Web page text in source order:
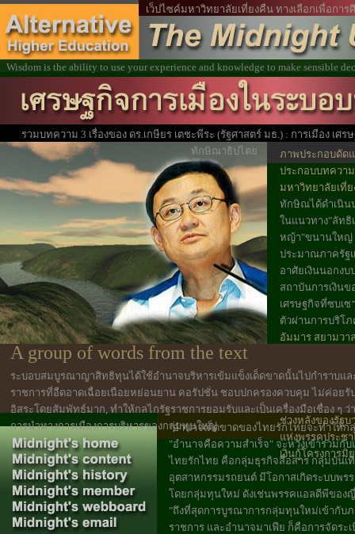
เว็ปไซค์มหาวิทยาลัยเที่ยงคืน ทางเลือกเพื่อกา
Wisdom is the ability to use your experience and knowledge to make sensible
รวมบทความ 3 เรื่องของ ดร.เกษียร เตชะพีระ (รัฐศาสตร์ มธ.) : การเมือง เศ
ทักษิณาธิปไตย
ภาพประกอบดัดแ
ประกอบบทควา
มหาวิทยาลัยเที่
ทักษิณได้ดำเนิน
ในแนวทาง"ลัทธิ
หญ้า"ขนานใหญ่
ประมาณภาครัฐ
อาศัยเงินนอกง
สถาบันการเงินข
เศรษฐกิจที่ซบเ
ตัวผ่านการบริโ
อัมมาร สยามวา
นโยบายอัดฉีดเ
เศรษฐกิจฐานรา
ของเคนส์" นั้น ท
ช่วงหลังของรัฐ
แห่งพรรคประช
เงินกู้โครงการมิ
A group of words from the text
ระบอบสมบูรณาญาสิทธิทุนได้ใช้อำนาจบริหารเข้มแข็งเด็ดขาดนั้นไปกำราบแล
ราชการที่อืดอาดเฉื่อยเนือยหย่อนยาน คอรัปชั่น ชอบปกครองควบคุม ไม่ค่อยรั
อิสระโดยสัมพัทธ์มาก, ทำให้กลไกรัฐราชการยอมรับและเป็นเครื่องมือเชื่อง ๆ
การนำทางการเมืองการบริหารของกลุ่มทุนใหญ่"อำนาจเด็ดขาดของไทยรักไทยจะทำให้ก
"อำนาจคือความสำเร็จ" จะหวังเข้าร่วมกั
ไทยรักไทย คือกลุ่มธุรกิจสื่อสาร กลุ่มบันเทิ
อุตสาหกรรมรถยนต์ มีโอกาสเกิดระบบพร
โดยกลุ่มทุนใหม่ ดังเช่นพรรคแอลดีพีของ
"ถึงที่สุดการบูรณาการกลุ่มทุนใหม่เข้ากับภ
ราชการ และอำนาจมาเฟีย ก็คือการจัดระ